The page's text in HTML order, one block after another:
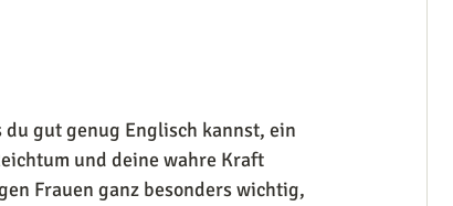
gut genug Englisch kannst, ein
und deine wahre Kraft
Frauen ganz besonders wichtig,